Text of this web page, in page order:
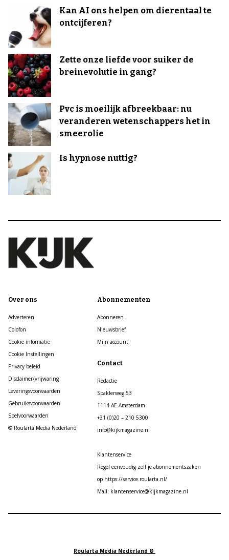
Kan AI ons helpen om dierentaal te
ontcijferen?
Zette onze liefde voor suiker de
breinevolutie in gang?
Pvc is moeilijk afbreekbaar: nu
veranderen wetenschappers het in
smeerolie
Is hypnose nuttig?
Over ons
Adverteren
Colofon
Cookie informatie
Cookie Instellingen
Privacy beleid
Disclaimer/vrijwaring
Leveringsvoorwaarden
Gebruiksvoorwaarden
Spelvoorwaarden
© Roularta Media Nederland
Abonnementen
Abonneren
Nieuwsbrief
Mijn account
Contact
Redactie
Spaklerweg 53
1114 AE Amsterdam
+31 (0)20 – 210 5300
info@kijkmagazine.nl
Klantenservice
Regel eenvoudig zelf je abonnementszaken
op https://service.roularta.nl/
Mail: klantenservice@kijkmagazine.nl
Roularta Media Nederland ©